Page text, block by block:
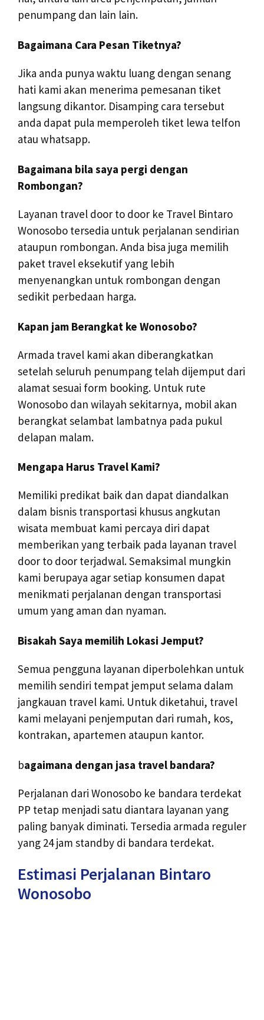
penumpang dan lain lain.
Bagaimana Cara Pesan Tiketnya?
Jika anda punya waktu luang dengan senang
hati kami akan menerima pemesanan tiket
langsung dikantor. Disamping cara tersebut
anda dapat pula memperoleh tiket lewa telfon
atau whatsapp.
Bagaimana bila saya pergi dengan
Rombongan?
Layanan travel door to door ke Travel Bintaro
Wonosobo tersedia untuk perjalanan sendirian
ataupun rombongan. Anda bisa juga memilih
paket travel eksekutif yang lebih
menyenangkan untuk rombongan dengan
sedikit perbedaan harga.
Kapan jam Berangkat ke Wonosobo?
Armada travel kami akan diberangkatkan
setelah seluruh penumpang telah dijemput dari
alamat sesuai form booking. Untuk rute
Wonosobo dan wilayah sekitarnya, mobil akan
berangkat selambat lambatnya pada pukul
delapan malam.
Mengapa Harus Travel Kami?
Memiliki predikat baik dan dapat diandalkan
dalam bisnis transportasi khusus angkutan
wisata membuat kami percaya diri dapat
memberikan yang terbaik pada layanan travel
door to door terjadwal. Semaksimal mungkin
kami berupaya agar setiap konsumen dapat
menikmati perjalanan dengan transportasi
umum yang aman dan nyaman.
Bisakah Saya memilih Lokasi Jemput?
Semua pengguna layanan diperbolehkan untuk
memilih sendiri tempat jemput selama dalam
jangkauan travel kami. Untuk diketahui, travel
kami melayani penjemputan dari rumah, kos,
kontrakan, apartemen ataupun kantor.
bagaimana dengan jasa travel bandara?
Perjalanan dari Wonosobo ke bandara terdekat
PP tetap menjadi satu diantara layanan yang
paling banyak diminati. Tersedia armada reguler
yang 24 jam standby di bandara terdekat.
Estimasi Perjalanan Bintaro
Wonosobo